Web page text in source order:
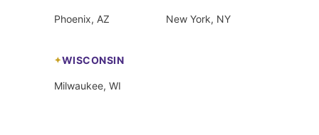
Phoenix, AZ New York, NY
WISCONSIN
Milwaukee, WI